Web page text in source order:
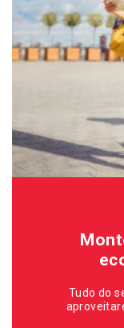
Tudo do